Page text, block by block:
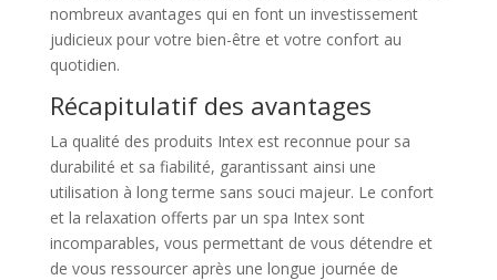
nombreux avantages qui en font un investissement
judicieux pour votre bien-être et votre confort au
quotidien.
Récapitulatif des avantages
La qualité des produits Intex est reconnue pour sa
durabilité et sa fiabilité, garantissant ainsi une
utilisation à long terme sans souci majeur. Le confort
et la relaxation offerts par un spa Intex sont
incomparables, vous permettant de vous détendre et
de vous ressourcer après une longue journée de